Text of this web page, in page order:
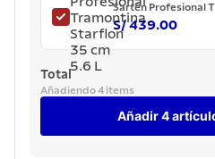
Sartén Profesional
5.6 L
S/ 439.00
Total
Añadiendo 4 items
Añadir 4